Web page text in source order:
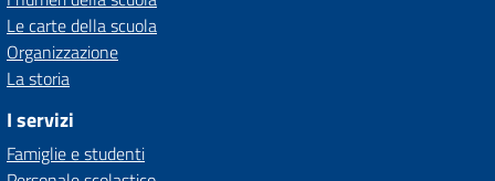
Le carte della scuola
Organizzazione
La storia
I servizi
Famiglie e studenti